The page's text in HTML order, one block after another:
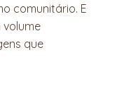
comunitário. E
que